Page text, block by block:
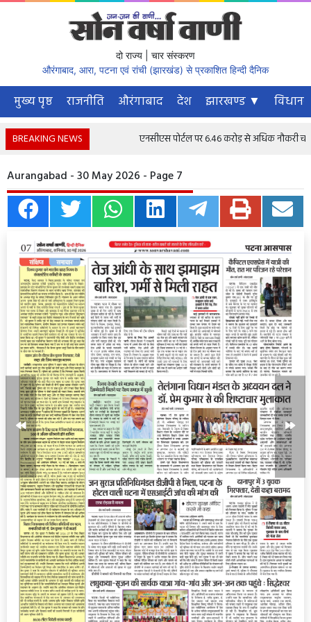
दो राज्य | चार संस्करण
औरंगाबाद, आरा, पटना एवं रांची (झारखंड) से प्रकाशित हिन्दी दैनिक
मुख्य पृष्ठ राजनीति औरंगाबाद देश झारखण्ड ▼
BREAKING NEWS एनसीएस पोर्टल पर 6.46 करोड़ से अधिक नौकरी
Aurangabad - 30 May 2026 - Page 7